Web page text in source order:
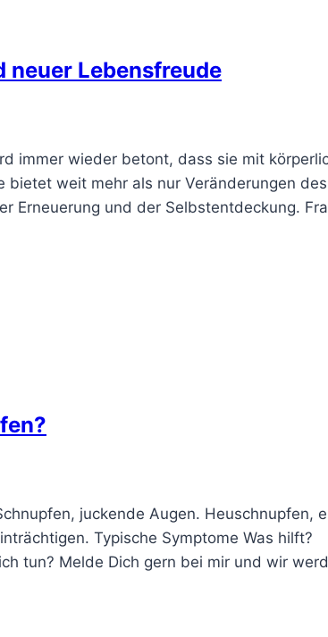
neuer Lebensfreude
immer wieder betont, dass sie mit
bietet weit mehr als nur Veränderungen des
Erneuerung und der Selbstentdeckung.
juckende Augen. Heuschnupfen,
Typische Symptome Was hilft?
tun? Melde Dich gern bei mir und wir